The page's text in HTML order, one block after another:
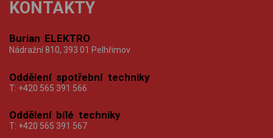
KONTAKTY
Burian ELEKTRO
Nádražní 810, 393 01 Pelhřimov
Oddělení spotřební techniky
T: +420 565 391 566
Oddělení bílé techniky
T: +420 565 391 567